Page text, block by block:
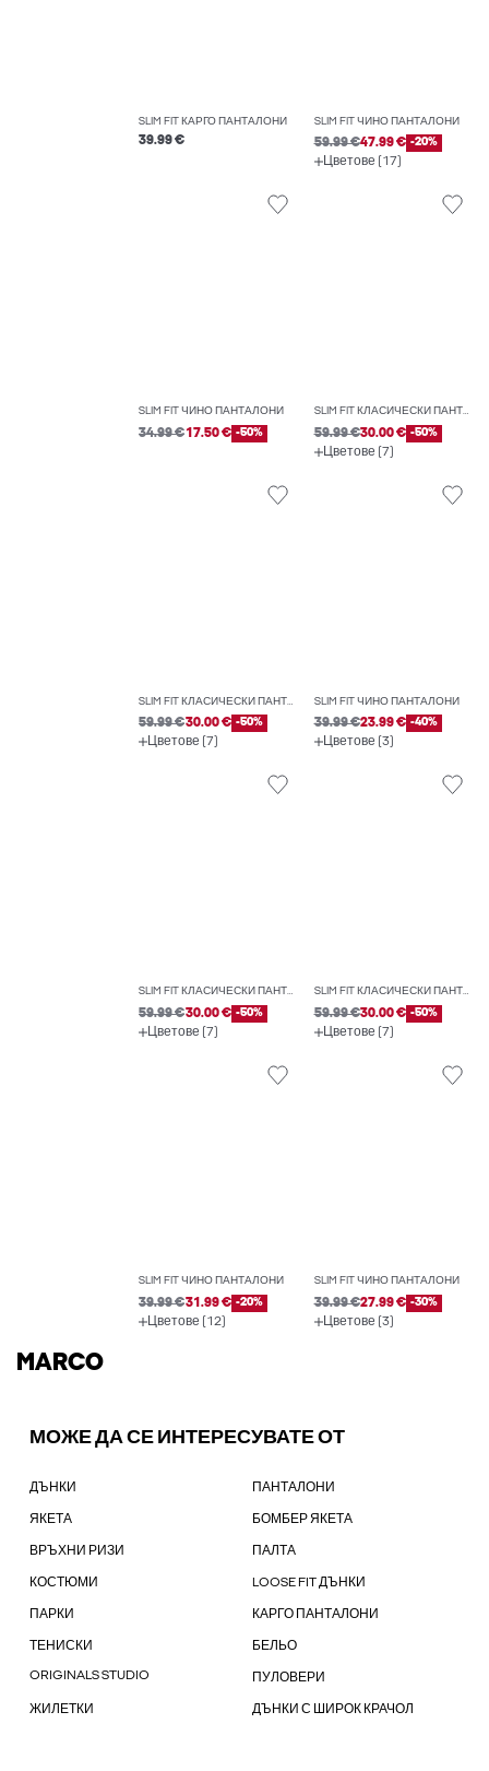
SLIM FIT КАРГО ПАНТАЛОНИ
39.99 €
SLIM FIT ЧИНО ПАНТАЛОНИ
59.99 €47.99 € -20%
Цветове (17)
SLIM FIT ЧИНО ПАНТАЛОНИ
34.99 €17.50 € -50%
SLIM FIT КЛАСИЧЕСКИ ПАНТАЛОНИ
59.99 €30.00 € -50%
Цветове (7)
SLIM FIT КЛАСИЧЕСКИ ПАНТАЛОНИ
59.99 €30.00 € -50%
Цветове (7)
SLIM FIT ЧИНО ПАНТАЛОНИ
39.99 €23.99 € -40%
Цветове (3)
SLIM FIT КЛАСИЧЕСКИ ПАНТАЛОНИ
59.99 €30.00 € -50%
Цветове (7)
SLIM FIT КЛАСИЧЕСКИ ПАНТАЛОНИ
59.99 €30.00 € -50%
Цветове (7)
SLIM FIT ЧИНО ПАНТАЛОНИ
39.99 €31.99 € -20%
Цветове (12)
SLIM FIT ЧИНО ПАНТАЛОНИ
39.99 €27.99 € -30%
Цветове (3)
MARCO
МОЖЕ ДА СЕ ИНТЕРЕСУВАТЕ ОТ
ДЪНКИ ПАНТАЛОНИ
ЯКЕТА БОМБЕР ЯКЕТА
ВРЪХНИ РИЗИ ПАЛТА
КОСТЮМИ LOOSE FIT ДЪНКИ
ПАРКИ КАРГО ПАНТАЛОНИ
ТЕНИСКИ БЕЛЬО
ORIGINALS STUDIO ПУЛОВЕРИ
ЖИЛЕТКИ ДЪНКИ С ШИРОК КРАЧОЛ